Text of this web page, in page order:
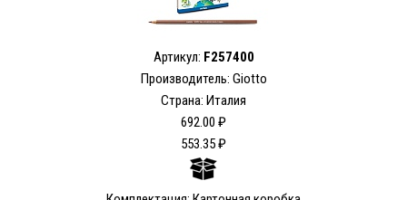
Артикул: F257400
Производитель: Giotto
Страна: Италия
692.00 ₽
553.35 ₽